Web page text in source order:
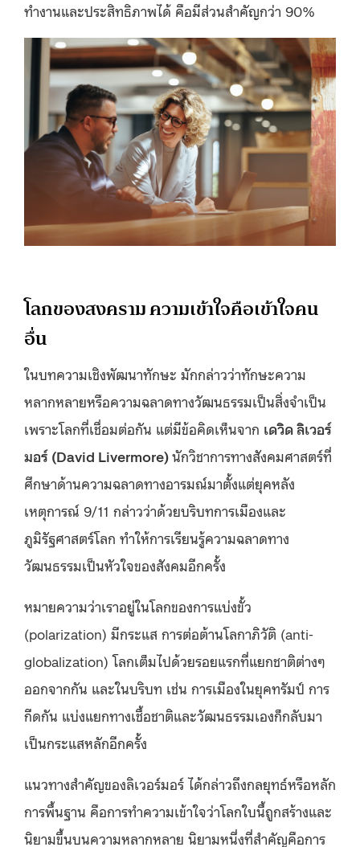
ทำงานและประสิทธิภาพได้ คือมีส่วนสำคัญกว่า 90%
โลกของสงคราม ความเข้าใจคือเข้าใจคน
อื่น
ในบทความเชิงพัฒนาทักษะ มักกล่าวว่าทักษะความ
หลากหลายหรือความฉลาดทางวัฒนธรรมเป็นสิ่งจำเป็น
เพราะโลกที่เชื่อมต่อกัน แต่มีข้อคิดเห็นจาก เดวิด ลิเวอร์
มอร์ (David Livermore)นักวิชาการทางสังคมศาสตร์ที่
ศึกษาด้านความฉลาดทางอารมณ์มาตั้งแต่ยุคหลัง
เหตุการณ์ 9/11 กล่าวว่าด้วยบริบทการเมืองและ
ภูมิรัฐศาสตร์โลก ทำให้การเรียนรู้ความฉลาดทาง
วัฒนธรรมเป็นหัวใจของสังคมอีกครั้ง
หมายความว่าเราอยู่ในโลกของการแบ่งขั้ว
(polarization) มีกระแส การต่อต้านโลกาภิวัติ (anti-
globalization) โลกเต็มไปด้วยรอยแรกที่แยกชาติต่างๆ
ออกจากกัน และในบริบท เช่น การเมืองในยุคทรัมป์ การ
กีดกัน แบ่งแยกทางเชื้อชาติและวัฒนธรรมเองก็กลับมา
เป็นกระแสหลักอีกครั้ง
แนวทางสำคัญของลิเวอร์มอร์ ได้กล่าวถึงกลยุทธ์หรือหลัก
การพื้นฐาน คือการทำความเข้าใจว่าโลกใบนี้ถูกสร้างและ
นิยามขึ้นบนความหลากหลาย นิยามหนึ่งที่สำคัญคือการ